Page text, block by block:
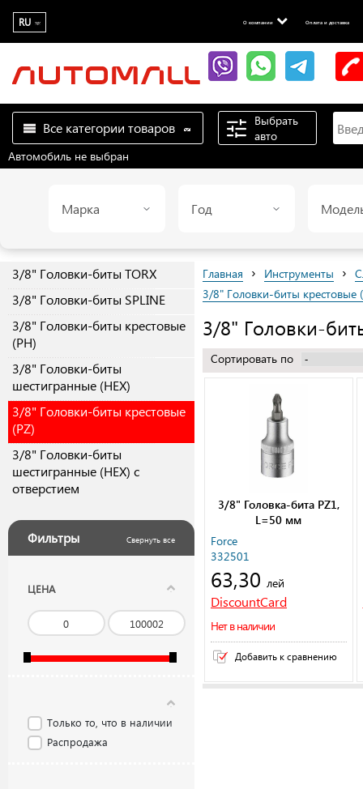
RU О компании Оплата и доставка
Все категории товаров
Выбрать
авто
Автомобиль не выбран
Марка Год
3/8" Головки-биты TORX
3/8" Головки-биты SPLINE
3/8" Головки-биты крестовые
(PH)
3/8" Головки-биты
шестигранные (HEX)
3/8" Головки-биты крестовые
(PZ)
3/8" Головки-биты
шестигранные (HEX) с
отверстием
Фильтры Свернуть все
ЦЕНА
Только то, что в наличии
Распродажа
Главная › Инструменты ›
3/8" Головки-биты крестовые
3/8" Головки-
Сортировать по
3/8" Головка-бита PZ1,
L=50 мм
Force
332501
63,30 лей
DiscountCard
Нет в наличии
Добавить к сравнению